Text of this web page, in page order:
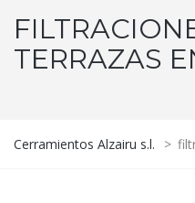
TERRAZAS
Cerramientos Alzairu s.l. >